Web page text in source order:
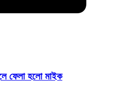
ফেলা হলো মাইক